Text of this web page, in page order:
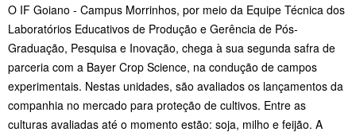
O IF Goiano - Campus Morrinhos, por meio da Equipe Técnica dos
Laboratórios Educativos de Produção e Gerência de Pós-
Graduação, Pesquisa e Inovação, chega à sua segunda safra de
parceria com a Bayer Crop Science, na condução de campos
experimentais. Nestas unidades, são avaliados os lançamentos da
companhia no mercado para proteção de cultivos. Entre as
culturas avaliadas até o momento estão: soja, milho e feijão. A